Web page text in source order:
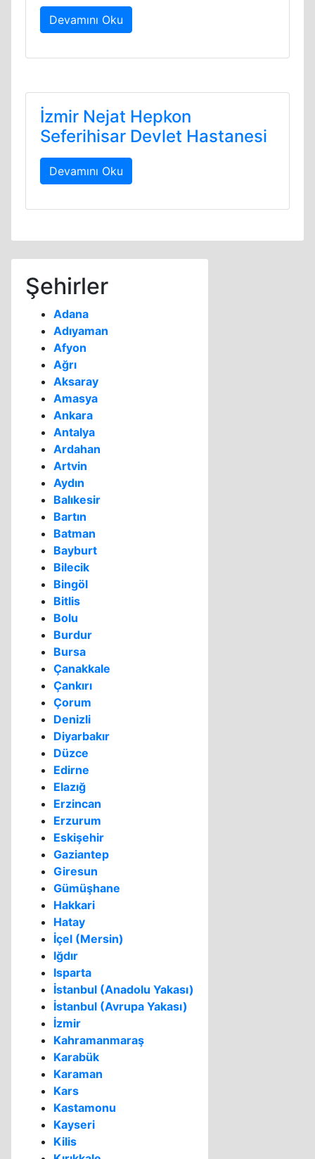
Devamını Oku
İzmir Nejat Hepkon
Seferihisar Devlet Hastanesi
Devamını Oku
Şehirler
Adana
Adıyaman
Afyon
Ağrı
Aksaray
Amasya
Ankara
Antalya
Ardahan
Artvin
Aydın
Balıkesir
Bartın
Batman
Bayburt
Bilecik
Bingöl
Bitlis
Bolu
Burdur
Bursa
Çanakkale
Çankırı
Çorum
Denizli
Diyarbakır
Düzce
Edirne
Elazığ
Erzincan
Erzurum
Eskişehir
Gaziantep
Giresun
Gümüşhane
Hakkari
Hatay
İçel (Mersin)
Iğdır
Isparta
İstanbul (Anadolu Yakası)
İstanbul (Avrupa Yakası)
İzmir
Kahramanmaraş
Karabük
Karaman
Kars
Kastamonu
Kayseri
Kilis